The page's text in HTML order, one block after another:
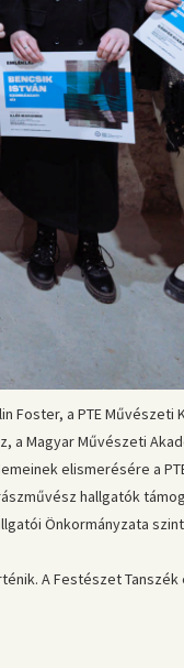
a PTE
Magyar Művészeti
elismerésére a
hallgatók
Önkormányzata
A Festészet